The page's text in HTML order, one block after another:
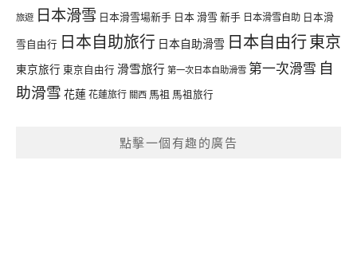
旅遊 日本滑雪 日本滑雪場新手 日本 滑雪 新手 日本滑雪自助 日本滑
雪自由行 日本自助旅行 日本自助滑雪 日本自由行東京
東京旅行 東京自由行 滑雪旅行 第一次日本自助滑雪 第一次滑雪 自
助滑雪 花蓮花蓮旅行 關西 馬祖 馬祖旅行
點擊一個有趣的廣告